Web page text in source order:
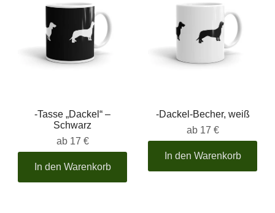
-Tasse „Dackel“ –
Schwarz
ab 17 €
In den Warenkorb
-Dackel-Becher, weiß
ab 17 €
In den Warenkorb